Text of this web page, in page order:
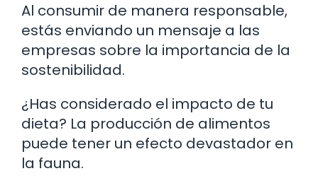
Al consumir de manera responsable,
estás enviando un mensaje a las
empresas sobre la importancia de la
sostenibilidad.
¿Has considerado el impacto de tu
dieta? La producción de alimentos
puede tener un efecto devastador en
la fauna.